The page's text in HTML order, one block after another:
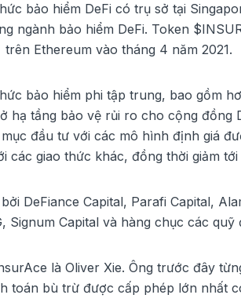
bảo hiểm DeFi có trụ sở tại
ngành bảo hiểm DeFi. Token
Ethereum vào tháng 4 năm 2021.
bảo hiểm phi tập trung, bao gồm
hạ tầng bảo vệ rủi ro cho cộng đồng
đầu tư với các mô hình định giá
các giao thức khác, đồng thời giảm tới
DeFiance Capital, Parafi Capital,
Signum Capital và hàng chục các
là Oliver Xie. Ông trước đây
toán bù trừ được cấp phép lớn nhất